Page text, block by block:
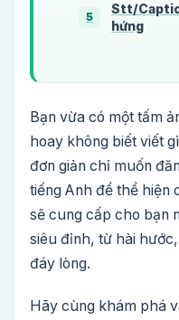
5
Stt/
hứng
Bạn vừa có một tấm
hoay không biết viết
đơn giản chỉ muốn
tiếng Anh để thể hiện
sẽ cung cấp cho bạn
siêu đỉnh, từ hài
đáy lòng.
Hãy cùng khám phá